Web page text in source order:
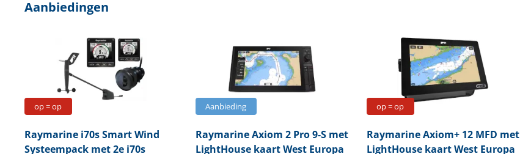
Aanbiedingen
op = op
Raymarinei70s Smart Wind
Systeempack met 2e i70s
Aanbieding
RaymarineAxiom 2 Pro 9-S met
LightHouse kaart West Europa
op = op
RaymarineAxiom+ 12 MFD met
LightHouse kaart West Europa